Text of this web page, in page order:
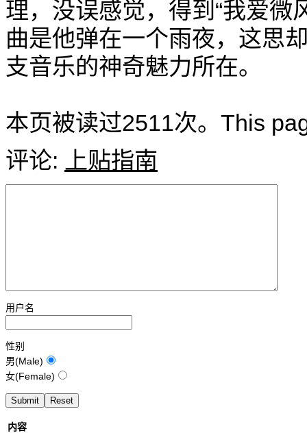
理，没误感觉，得到“我爱微
曲是他弹在一个雨夜，这思
支音乐的神奇魅力所在。
本页被读过2511次。This
评论:
上贴指南
用户名
性别
男(Male)
女(Female)
内容